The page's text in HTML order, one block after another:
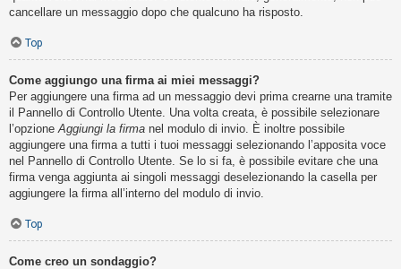
cancellare un messaggio dopo che qualcuno ha risposto.
Top
Come aggiungo una firma ai miei messaggi?
Per aggiungere una firma ad un messaggio devi prima crearne una tramite
il Pannello di Controllo Utente. Una volta creata, è possibile selezionare
l’opzioneAggiungi la firma nel modulo di invio. È inoltre possibile
aggiungere una firma a tutti i tuoi messaggi selezionando l’apposita voce
nel Pannello di Controllo Utente. Se lo si fa, è possibile evitare che una
firma venga aggiunta ai singoli messaggi deselezionando la casella per
aggiungere la firma all’interno del modulo di invio.
Top
Come creo un sondaggio?